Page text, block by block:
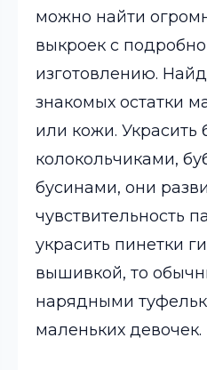
можно найти
выкроек с
изготовлению.
знакомых остатки
или кожи.
колокольчиками,
бусинами, они
чувствительность
украсить пинетки
вышивкой, то
нарядными
маленьких девочек.